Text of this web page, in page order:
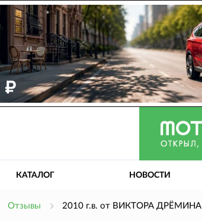
КАТАЛОГ НОВОСТИ
Отзывы 2010 г.в. от ВИКТОРА ДРЁМИНА